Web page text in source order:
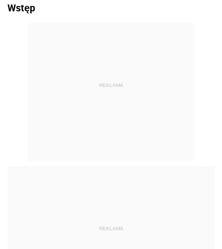
Wstęp
REKLAMA
REKLAMA